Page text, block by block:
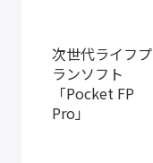
次世代ライフプ
ランソフト
「Pocket FP
Pro」